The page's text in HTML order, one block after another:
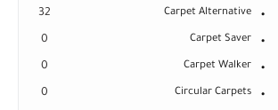
Carpet Alternative
32
Carpet Saver
0
Carpet Walker
0
Circular Carpets
0